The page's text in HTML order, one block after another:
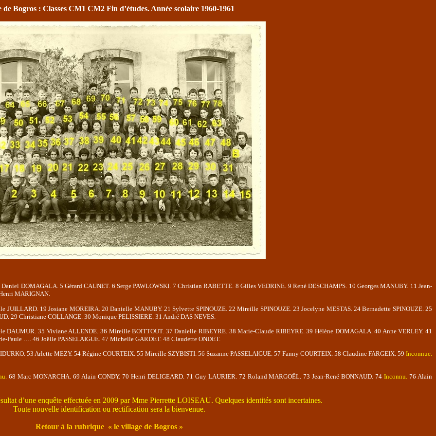
de Bogros : Classes CM1 CM2 Fin d’études. Année scolaire 1960-1961
DOMAGALA. 5 Gérard CAUNET. 6 Serge PAWLOWSKI. 7 Christian RABETTE. 8 Gilles VEDRINE. 9 René DESCHAMPS. 10 Georges MANUBY. 11 Jean-
MARIGNAN.
JUILLARD. 19 Josiane MOREIRA. 20 Danielle MANUBY. 21 Sylvette SPINOUZE. 22 Mireille SPINOUZE. 23 Jocelyne MESTAS. 24 Bernadette SPINOUZE. 25
29 Christiane COLLANGE. 30 Monique PELISSIERE. 31 André DAS NEVES.
DAUMUR. 35 Viviane ALLENDE. 36 Mireille BOITTOUT. 37 Danielle RIBEYRE. 38 Marie-Claude RIBEYRE. 39 Hélène DOMAGALA. 40 Anne VERLEY. 41
Paule …. 46 Joëlle PASSELAIGUE. 47 Michelle GARDET. 48 Claudette ONDET.
53 Arlette MEZY. 54 Régine COURTEIX. 55 Mireille SZYBISTI. 56 Suzanne PASSELAIGUE. 57 Fanny COURTEIX. 58 Claudine FARGEIX. 59 Inconnue.
68 Marc MONARCHA. 69 Alain CONDY. 70 Henri DELIGEARD. 71 Guy LAURIER. 72 Roland MARGOËL. 73 Jean-René BONNAUD. 74Inconnu.76 Alain
d’une enquête effectuée en 2009 par Mme Pierrette LOISEAU. Quelques identités sont incertaines.
Toute nouvelle identification ou rectification sera la bienvenue.
Retour à la rubrique « le village de Bogros »